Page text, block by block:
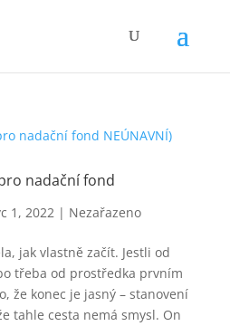
nadační fond
1, 2022| Nezařazeno
jak vlastně začít. Jestli od
třeba od prostředka prvním
že konec je jasný – stanovení
tahle cesta nemá smysl. On